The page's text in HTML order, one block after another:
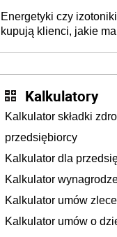
Energetyki czy
kupują klienci, jakie
Kalkulatory
Kalkulator składki
przedsiębiorcy
Kalkulator dla
Kalkulator
Kalkulator umów
Kalkulator umów o